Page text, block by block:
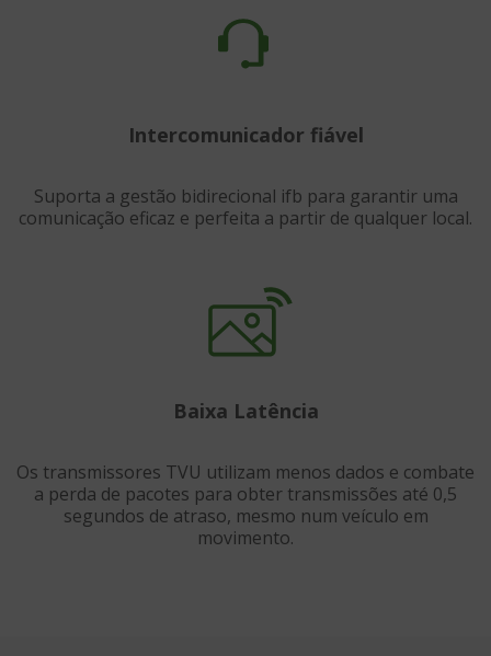
Intercomunicador fiável
Suporta a gestão bidirecional ifb para garantir uma
comunicação eficaz e perfeita a partir de qualquer local.
Baixa Latência
Os transmissores TVU utilizam menos dados e combate
a perda de pacotes para obter transmissões até 0,5
segundos de atraso, mesmo num veículo em
movimento.